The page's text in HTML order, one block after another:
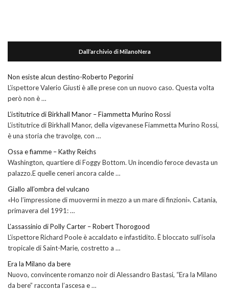
Dall’archivio di MilanoNera
Non esiste alcun destino-Roberto Pegorini
L’ispettore Valerio Giusti è alle prese con un nuovo caso. Questa volta
però non è …
L’istitutrice di Birkhall Manor – Fiammetta Murino Rossi
L’istitutrice di Birkhall Manor, della vigevanese Fiammetta Murino Rossi,
è una storia che travolge, con …
Ossa e fiamme – Kathy Reichs
Washington, quartiere di Foggy Bottom. Un incendio feroce devasta un
palazzo.E quelle ceneri ancora calde …
Giallo all’ombra del vulcano
«Ho l’impressione di muovermi in mezzo a un mare di finzioni». Catania,
primavera del 1991: …
L’assassinio di Polly Carter – Robert Thorogood
L’ispettore Richard Poole è accaldato e infastidito. È bloccato sull’isola
tropicale di Saint-Marie, costretto a …
Era la Milano da bere
Nuovo, convincente romanzo noir di Alessandro Bastasi, “Era la Milano
da bere” racconta l’ascesa e …